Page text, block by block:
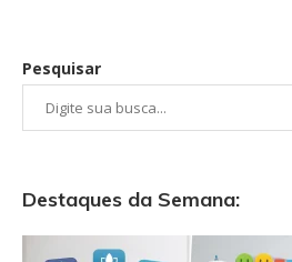
Pesquisar
Destaques da Semana: